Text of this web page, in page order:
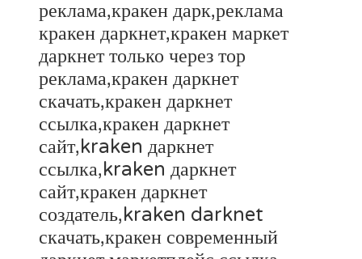
реклама,кракен дарк,реклама
кракен даркнет,кракен маркет
даркнет только через тор
реклама,кракен даркнет
скачать,кракен даркнет
ссылка,кракен даркнет
сайт,kraken даркнет
ссылка,kraken даркнет
сайт,кракен даркнет
создатель,kraken darknet
скачать,кракен современный